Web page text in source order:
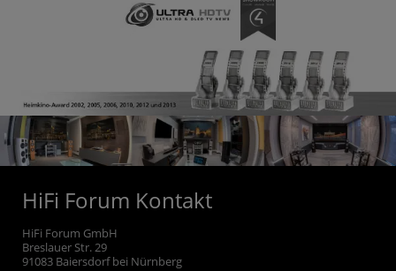
HiFi Forum Kontakt
HiFi Forum GmbH
Breslauer Str. 29
91083 Baiersdorf bei Nürnberg